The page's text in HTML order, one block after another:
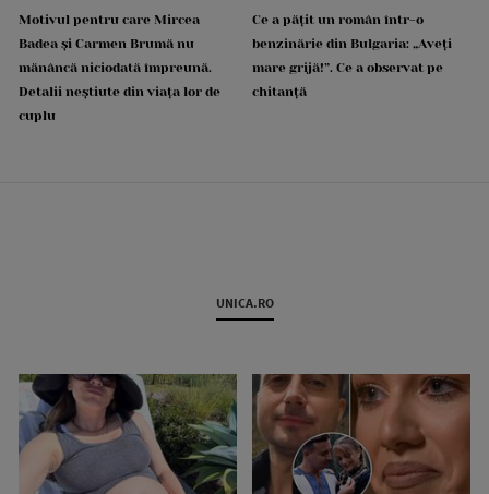
Motivul pentru care Mircea
Badea și Carmen Brumă nu
mănâncă niciodată împreună.
Detalii neștiute din viața lor de
cuplu
Ce a pățit un român într-o
benzinărie din Bulgaria: „Aveți
mare grijă!”. Ce a observat pe
chitanță
UNICA.RO